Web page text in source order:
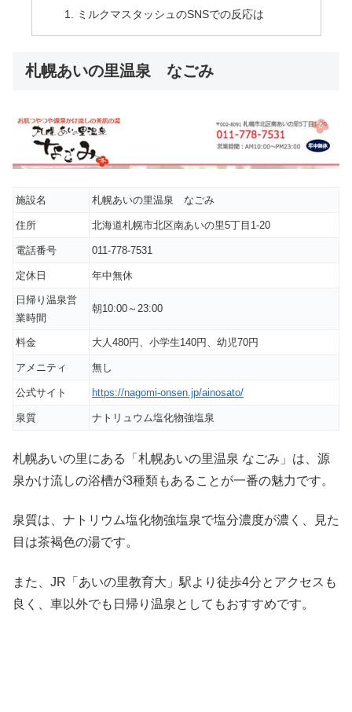
ミルクマスタッシュのSNSでの反応は
札幌あいの里温泉 なごみ
施設名 札幌あいの里温泉 なごみ
住所 北海道札幌市北区南あいの里5丁目1-20
電話番号 011-778-7531
定休日 年中無休
日帰り温泉営
業時間
朝10:00～23:00
料金 大人480円、小学生140円、幼児70円
アメニティ 無し
公式サイト https://nagomi-onsen.jp/ainosato/
泉質 ナトリュウム塩化物強塩泉
札幌あいの里にある「札幌あいの里温泉 なごみ」は、源
泉かけ流しの浴槽が3種類もあることが一番の魅力です。
泉質は、ナトリウム塩化物強塩泉で塩分濃度が濃く、見た
目は茶褐色の湯です。
また、JR「あいの里教育大」駅より徒歩4分とアクセスも
良く、車以外でも日帰り温泉としてもおすすめです。